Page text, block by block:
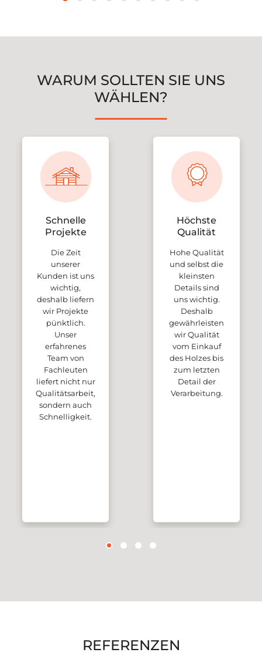
WARUM SOLLTEN SIE UNS
WÄHLEN?
Schnelle
Projekte
Die Zeit
unserer
Kunden ist uns
wichtig,
deshalb liefern
wir Projekte
pünktlich.
Unser
erfahrenes
Team von
Fachleuten
liefert nicht nur
Qualitätsarbeit,
sondern auch
Schnelligkeit.
Höchste
Qualität
Hohe Qualität
und selbst die
kleinsten
Details sind
uns wichtig.
Deshalb
gewährleisten
wir Qualität
vom Einkauf
des Holzes bis
zum letzten
Detail der
Verarbeitung.
REFERENZEN